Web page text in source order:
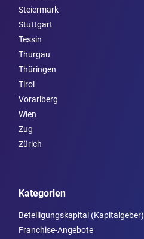
Steier­mark
Stuttgart
Tessin
Thurgau
Thüringen
Tirol
Vorarl­berg
Wien
Zug
Zürich
Kategorien
Beteiligungskapital (Kapitalgeber)
Franchise-Angebote